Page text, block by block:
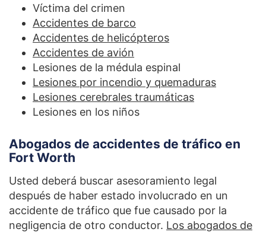
Víctima del crimen
Accidentes de barco
Accidentes de helicópteros
Accidentes de avión
Lesiones de la médula espinal
Lesiones por incendio y quemaduras
Lesiones cerebrales traumáticas
Lesiones en los niños
Abogados de accidentes de tráfico en
Fort Worth
Usted deberá buscar asesoramiento legal
después de haber estado involucrado en un
accidente de tráfico que fue causado por la
negligencia de otro conductor. Los abogados de